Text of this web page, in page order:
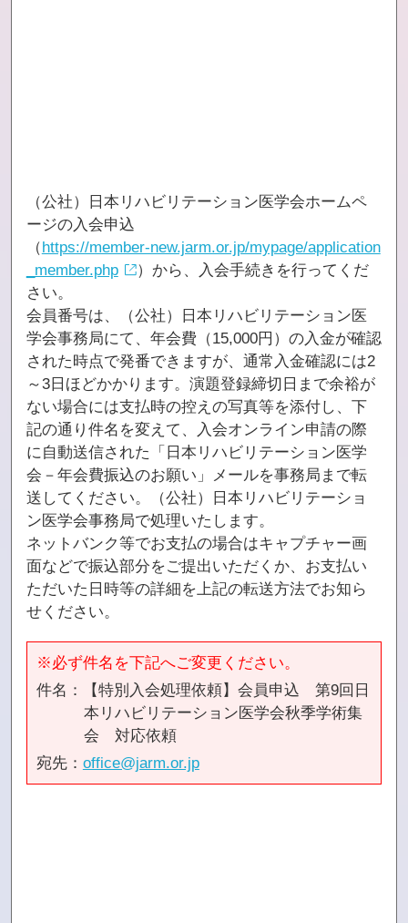
（公社）日本リハビリテーション医学会ホームペ
ージの入会申込
（https://member-new.jarm.or.jp/mypage/application
_member.php
）から、入会手続きを行ってくだ
さい。
会員番号は、（公社）日本リハビリテーション医
学会事務局にて、年会費（15,000円）の入金が確認
された時点で発番できますが、通常入金確認には2
～3日ほどかかります。演題登録締切日まで余裕が
ない場合には支払時の控えの写真等を添付し、下
記の通り件名を変えて、入会オンライン申請の際
に自動送信された「日本リハビリテーション医学
会－年会費振込のお願い」メールを事務局まで転
送してください。（公社）日本リハビリテーショ
ン医学会事務局で処理いたします。
ネットバンク等でお支払の場合はキャプチャー画
面などで振込部分をご提出いただくか、お支払い
ただいた日時等の詳細を上記の転送方法でお知ら
せください。
※必ず件名を下記へご変更ください。
件名：【特別入会処理依頼】会員申込 第9回日
本リハビリテーション医学会秋季学術集
会 対応依頼
宛先： office@jarm.or.jp